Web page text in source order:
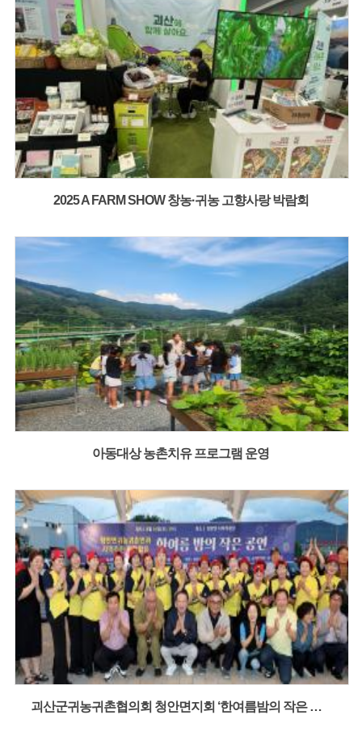
2025 A FARM SHOW 창농·귀농 고향사랑 박람회
아동대상 농촌치유 프로그램 운영
괴산군귀농귀촌협의회 청안면지회 ‘한여름밤의 작은 공연’